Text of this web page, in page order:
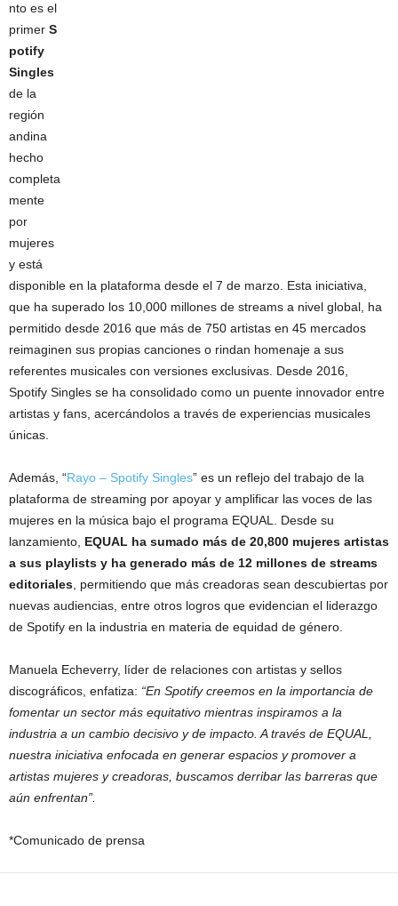
nto es el
primer S
potify
Singles
de la
región
andina
hecho
completa
mente
por
mujeres
y está
disponible en la plataforma desde el 7 de marzo. Esta iniciativa,
que ha superado los 10,000 millones de streams a nivel global, ha
permitido desde 2016 que más de 750 artistas en 45 mercados
reimaginen sus propias canciones o rindan homenaje a sus
referentes musicales con versiones exclusivas. Desde 2016,
Spotify Singles se ha consolidado como un puente innovador entre
artistas y fans, acercándolos a través de experiencias musicales
únicas.
Además, “Rayo – Spotify Singles” es un reflejo del trabajo de la
plataforma de streaming por apoyar y amplificar las voces de las
mujeres en la música bajo el programa EQUAL. Desde su
lanzamiento, EQUAL ha sumado más de 20,800 mujeres artistas
a sus playlists y ha generado más de 12 millones de streams
editoriales , permitiendo que más creadoras sean descubiertas por
nuevas audiencias, entre otros logros que evidencian el liderazgo
de Spotify en la industria en materia de equidad de género.
Manuela Echeverry, líder de relaciones con artistas y sellos
discográficos, enfatiza: “En Spotify creemos en la importancia de
fomentar un sector más equitativo mientras inspiramos a la
industria a un cambio decisivo y de impacto. A través de EQUAL,
nuestra iniciativa enfocada en generar espacios y promover a
artistas mujeres y creadoras, buscamos derribar las barreras que
aún enfrentan”.
*Comunicado de prensa